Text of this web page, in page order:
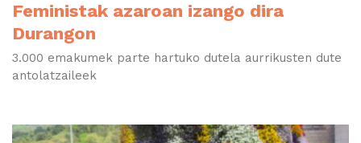
Feministak azaroan izango dira
Durangon
3.000 emakumek parte hartuko dutela aurrikusten dute
antolatzaileek